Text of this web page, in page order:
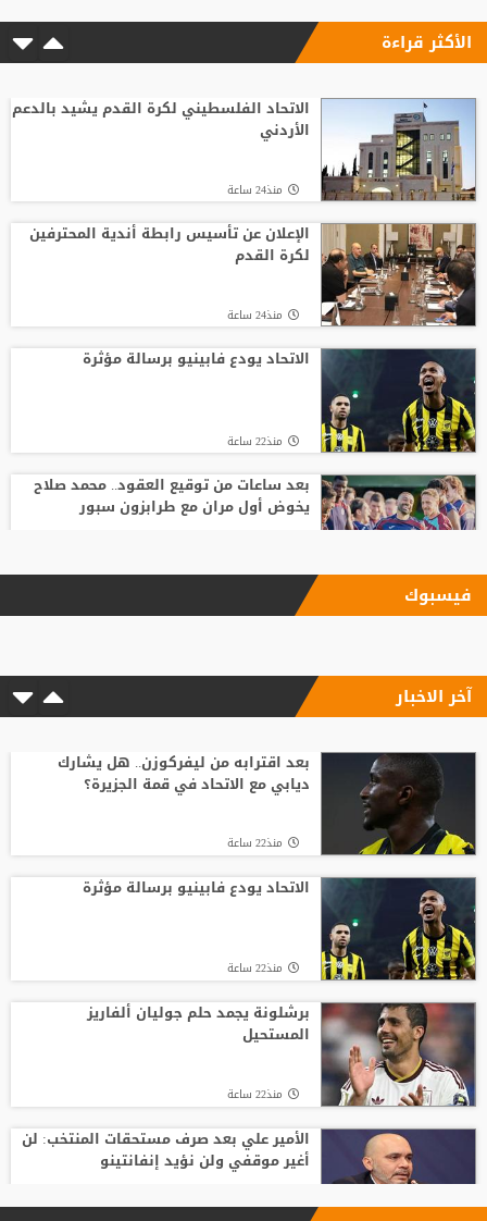
الأكثر قراءة
الاتحاد الفلسطيني لكرة القدم يشيد بالدعم
الأردني
منذ24 ساعة
الإعلان عن تأسيس رابطة أندية المحترفين
لكرة القدم
منذ24 ساعة
الاتحاد يودع فابينيو برسالة مؤثرة
منذ22 ساعة
بعد ساعات من توقيع العقود.. محمد صلاح
يخوض أول مران مع طرابزون سبور
بعد اقترابه من ليفركوزن.. هل يشارك ديابي
الأمير علي بعد صرف مستحقات المنتخب: لن
أغير موقفي ولن نؤيد إنفانتينو
فينيسيوس جونيور يمدد عقده مع ريال
مدريد حتى 2032
فيسبوك
آخر الاخبار
بعد اقترابه من ليفركوزن.. هل يشارك
ديابي مع الاتحاد في قمة الجزيرة؟
منذ22 ساعة
الاتحاد يودع فابينيو برسالة مؤثرة
منذ22 ساعة
برشلونة يجمد حلم جوليان ألفاريز
المستحيل
منذ22 ساعة
الأمير علي بعد صرف مستحقات المنتخب: لن
أغير موقفي ولن نؤيد إنفانتينو